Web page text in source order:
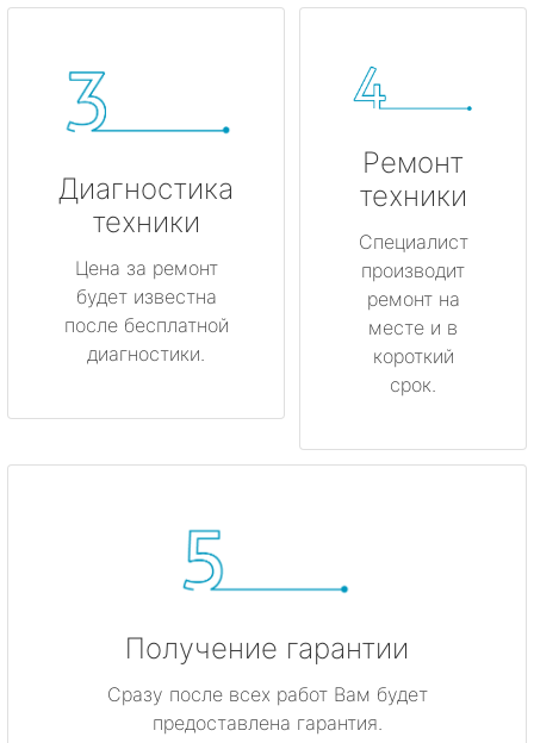
Коммунар
Кудрово
Лодейное Поле
Луга
Любань
Мурино
Никольское
Новая Ладога
Приозерск
Диагностика
техники
Цена за ремонт
будет известна
после бесплатной
диагностики.
Ремонт
техники
Специалист
производит
ремонт на
месте и в
короткий
срок.
Получение гарантии
Сразу после всех работ Вам будет
предоставлена гарантия.